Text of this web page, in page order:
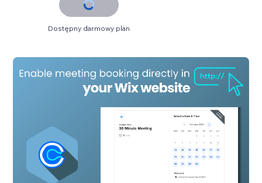
Dostępny darmowy plan